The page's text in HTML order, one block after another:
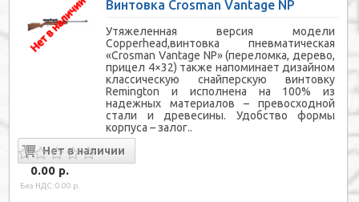
Винтовка Crosman Vantage NP
Утяжеленная версия модели
Copperhead,винтовка пневматическая
«Crosman Vantage NP» (переломка, дерево,
прицел 4×32) также напоминает дизайном
классическую снайперскую винтовку
Remington и исполнена на 100% из
надежных материалов – превосходной
стали и древесины. Удобство формы
корпуса – залог..
0.00 р.
Без НДС: 0.00 р.